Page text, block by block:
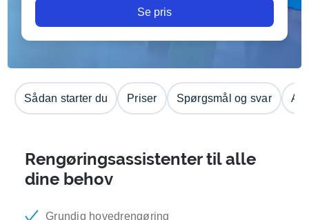
Se pris
Sådan starter du Priser Spørgsmål og svar
Rengøringsassistenter til alle
dine behov
Grundig hovedrengøring